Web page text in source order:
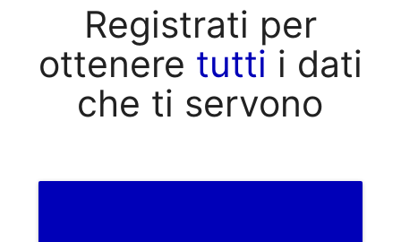
Registrati per
ottenere tutti i dati
che ti servono